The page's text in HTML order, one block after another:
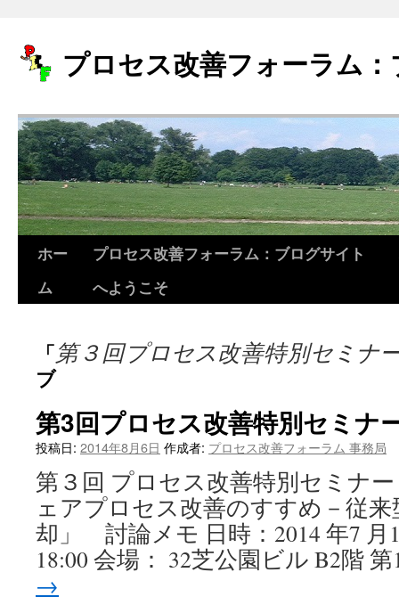
プロセス改善フォーラム
へ
ス
キ
ッ
ホー
ム
プロセス改善フォーラム：ブログサイト
へようこそ
「第３回プロセス改善特別セミナ
ブ
第3回プロセス改善特別セミ
投稿日: 2014年8月6日 作成者: プロセス改善フォーラム 事務局
第３回 プロセス改善特別セミナ
ェアプロセス改善のすすめ－従
却」 討論メモ 日時：2014 年7 月
18:00 会場： 32芝公園ビル B2階
→